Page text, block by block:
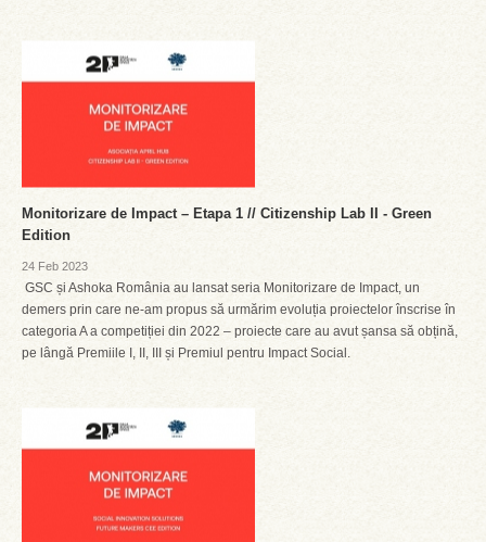
Monitorizare de Impact – Etapa 1 // Citizenship Lab II - Green
Edition
24 Feb 2023
GSC și Ashoka România au lansat seria Monitorizare de Impact, un
demers prin care ne-am propus să urmărim evoluția proiectelor înscrise în
categoria A a competiției din 2022 – proiecte care au avut șansa să obțină,
pe lângă Premiile I, II, III și Premiul pentru Impact Social.